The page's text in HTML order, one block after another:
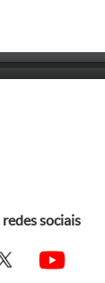
sociais